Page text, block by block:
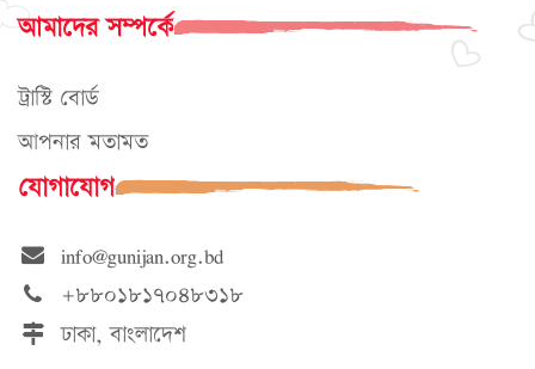
আমাদের সম্পর্কে
ট্রাস্টি বোর্ড
আপনার মতামত
যোগাযোগ
info@gunijan.org.bd
+৮৮০১৮১৭০৪৮৩১৮
ঢাকা, বাংলাদেশ